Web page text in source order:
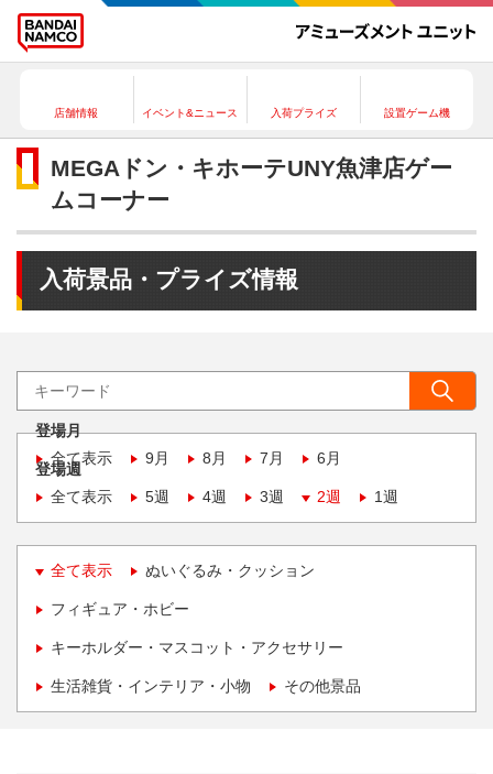
店舗情報 イベント&ニュース 入荷プライズ 設置ゲーム機
MEGAドン・キホーテUNY魚津店ゲー
ムコーナー
入荷景品・プライズ情報
登場月
全て表示
9月 8月 7月 6月
登場週
全て表示
5週 4週 3週 2週 1週
全て表示 ぬいぐるみ・クッション
フィギュア・ホビー
キーホルダー・マスコット・アクセサリー
生活雑貨・インテリア・小物 その他景品